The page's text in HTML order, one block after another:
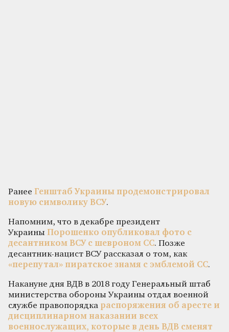
Ранее Генштаб Украины продемонстрировал
новую символику ВСУ.
Напомним, что в декабре президент
Украины Порошенко опубликовал фото с
десантником ВСУ с шевроном СС. Позже
десантник-нацист ВСУ рассказал о том, как
«перепутал» пиратское знамя с эмблемой СС.
Накануне дня ВДВ в 2018 году Генеральный штаб
министерства обороны Украины отдал военной
службе правопорядка распоряжения об аресте и
дисциплинарном наказании всех
военнослужащих, которые в день ВДВ сменят